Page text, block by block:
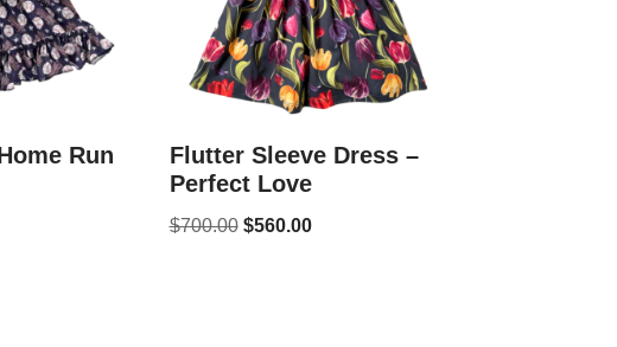
Run
Flutter Sleeve Dress –
Perfect Love
$700.00 $560.00